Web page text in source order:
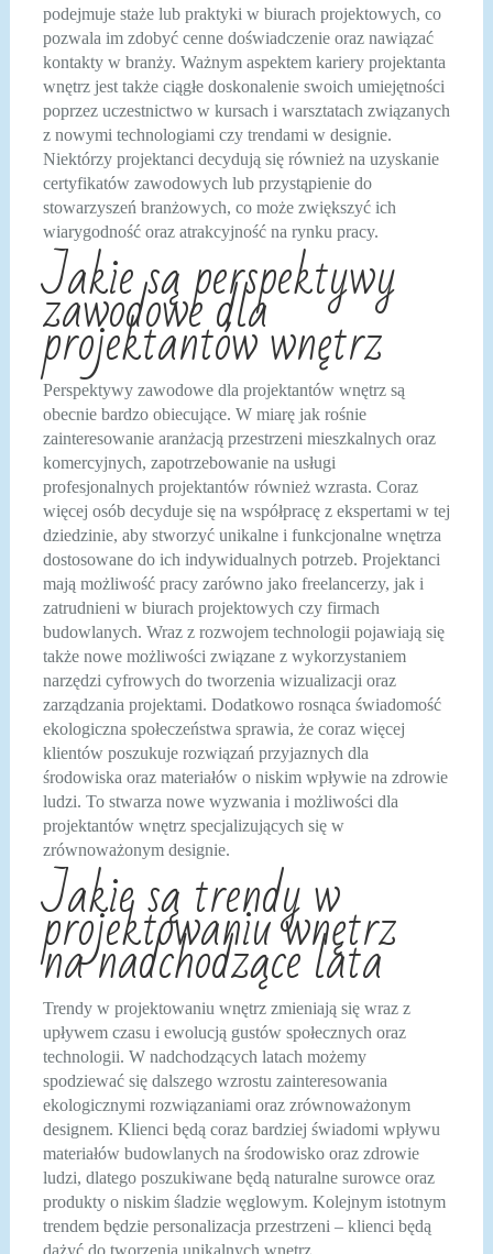
podejmuje staże lub praktyki w biurach projektowych, co
pozwala im zdobyć cenne doświadczenie oraz nawiązać
kontakty w branży. Ważnym aspektem kariery projektanta
wnętrz jest także ciągłe doskonalenie swoich umiejętności
poprzez uczestnictwo w kursach i warsztatach związanych
z nowymi technologiami czy trendami w designie.
Niektórzy projektanci decydują się również na uzyskanie
certyfikatów zawodowych lub przystąpienie do
stowarzyszeń branżowych, co może zwiększyć ich
wiarygodność oraz atrakcyjność na rynku pracy.
Jakie są perspektywy
zawodowe dla
projektantów wnętrz
Perspektywy zawodowe dla projektantów wnętrz są
obecnie bardzo obiecujące. W miarę jak rośnie
zainteresowanie aranżacją przestrzeni mieszkalnych oraz
komercyjnych, zapotrzebowanie na usługi
profesjonalnych projektantów również wzrasta. Coraz
więcej osób decyduje się na współpracę z ekspertami w tej
dziedzinie, aby stworzyć unikalne i funkcjonalne wnętrza
dostosowane do ich indywidualnych potrzeb. Projektanci
mają możliwość pracy zarówno jako freelancerzy, jak i
zatrudnieni w biurach projektowych czy firmach
budowlanych. Wraz z rozwojem technologii pojawiają się
także nowe możliwości związane z wykorzystaniem
narzędzi cyfrowych do tworzenia wizualizacji oraz
zarządzania projektami. Dodatkowo rosnąca świadomość
ekologiczna społeczeństwa sprawia, że coraz więcej
klientów poszukuje rozwiązań przyjaznych dla
środowiska oraz materiałów o niskim wpływie na zdrowie
ludzi. To stwarza nowe wyzwania i możliwości dla
projektantów wnętrz specjalizujących się w
zrównoważonym designie.
Jakie są trendy w
projektowaniu wnętrz
na nadchodzące lata
Trendy w projektowaniu wnętrz zmieniają się wraz z
upływem czasu i ewolucją gustów społecznych oraz
technologii. W nadchodzących latach możemy
spodziewać się dalszego wzrostu zainteresowania
ekologicznymi rozwiązaniami oraz zrównoważonym
designem. Klienci będą coraz bardziej świadomi wpływu
materiałów budowlanych na środowisko oraz zdrowie
ludzi, dlatego poszukiwane będą naturalne surowce oraz
produkty o niskim śladzie węglowym. Kolejnym istotnym
trendem będzie personalizacja przestrzeni – klienci będą
dążyć do tworzenia unikalnych wnętrz